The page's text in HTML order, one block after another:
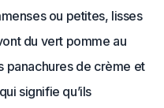
ou petites, lisses
du vert pomme au
panachures de crème et
signifie qu’ils